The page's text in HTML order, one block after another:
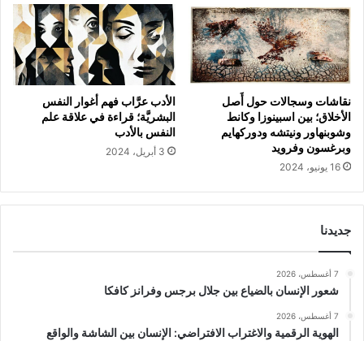
نقاشات وسجالات حول أَصل
الأخلاق؛ بين اسبينوزا وكانط
وشوبنهاور ونيتشه ودوركهايم
وبرغسون وفرويد
16 يونيو، 2024
الأدب عرَّاب فهم أغوار النفس
البشريَّة؛ قراءة في علاقة علم
النفس بالأدب
3 أبريل، 2024
جديدنا
7 أغسطس، 2026
شعور الإنسان بالضياع بين جلال برجس وفرانز كافكا
7 أغسطس، 2026
الهوية الرقمية والاغتراب الافتراضي: الإنسان بين الشاشة والواقع